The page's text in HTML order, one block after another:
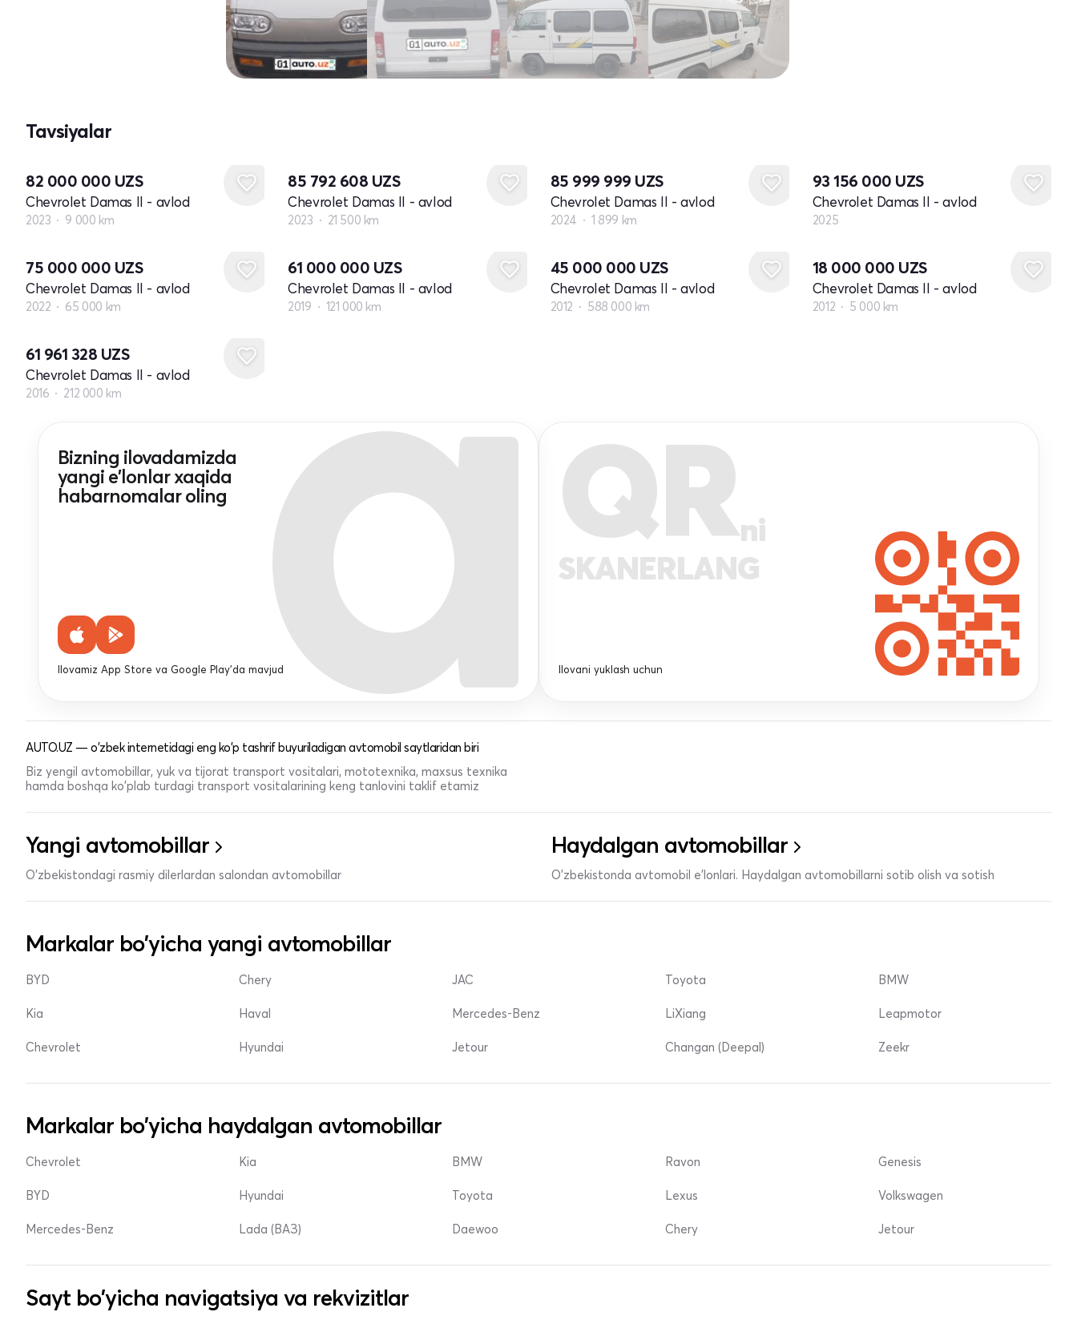
Tavsiyalar
82 000 000 UZS
Chevrolet Damas II - avlod
2023 9 000 km
85 792 608 UZS
Chevrolet Damas II - avlod
2023 21 500 km
85 999 999 UZS
Chevrolet Damas II - avlod
2024 1 899 km
93 156 000 UZS
Chevrolet Damas II - avlod
2025
75 000 000 UZS
Chevrolet Damas II - avlod
2022 65 000 km
61 000 000 UZS
Chevrolet Damas II - avlod
2019 121 000 km
45 000 000 UZS
Chevrolet Damas II - avlod
2012 588 000 km
18 000 000 UZS
Chevrolet Damas II - avlod
2012 5 000 km
61 961 328 UZS
Chevrolet Damas II - avlod
2016 212 000 km
Bizning ilovadamizda
yangi e'lonlar xaqida
habarnomalar oling
Ilovamiz App Store va Google Play'da mavjud
QRni
SKANERLANG
Ilovani yuklash uchun
AUTO.UZ — o'zbek internetidagi eng ko'p tashrif buyuriladigan avtomobil saytlaridan biri
Biz yengil avtomobillar, yuk va tijorat transport vositalari, mototexnika, maxsus texnika
hamda boshqa ko'plab turdagi transport vositalarining keng tanlovini taklif etamiz
Yangi avtomobillar
O'zbekistondagi rasmiy dilerlardan salondan avtomobillar
Haydalgan avtomobillar
O'zbekistonda avtomobil e’lonlari. Haydalgan avtomobillarni sotib olish va sotish
Markalar bo'yicha yangi avtomobillar
BYD
Kia
Chevrolet
Chery
Haval
Hyundai
JAC
Mercedes-Benz
Jetour
Toyota
LiXiang
Changan (Deepal)
BMW
Leapmotor
Zeekr
Markalar bo'yicha haydalgan avtomobillar
Chevrolet
BYD
Mercedes-Benz
Kia
Hyundai
Lada (ВАЗ)
BMW
Toyota
Daewoo
Ravon
Lexus
Chery
Genesis
Volkswagen
Jetour
Sayt bo'yicha navigatsiya va rekvizitlar